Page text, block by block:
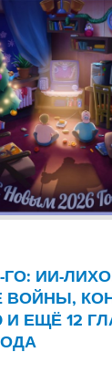
ГО: ИИ-
И ЕЩЁ 12